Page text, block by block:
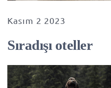
Kasım 2 2023
Sıradışı oteller